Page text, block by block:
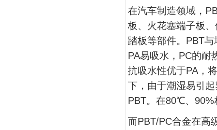
在汽车制造领域，
板、火花塞端子板
踏板等部件。PBT
PA易吸水，PC的耐
抗吸水性优于PA，
下，由于潮湿易引
PBT。在80℃、90%
而PBT/PC合金在高